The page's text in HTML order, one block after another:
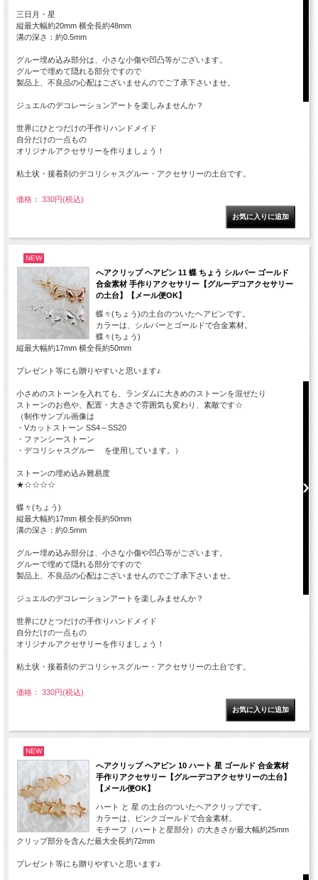
三日月・星
縦最大幅約20mm 横全長約48mm
溝の深さ：約0.5mm
グルー埋め込み部分は、小さな小傷や凹凸等がございます。
グルーで埋めて隠れる部分ですので
製品上、不良品の心配はございませんのでご了承下さいませ。
ジュエルのデコレーションアートを楽しみませんか？
世界にひとつだけの手作りハンドメイド
自分だけの一点もの
オリジナルアクセサリーを作りましょう！
粘土状・接着剤のデコリシャスグルー・アクセサリーの土台です。
価格： 330円(税込)
NEW
へアクリップ ヘアピン 11 蝶 ちょう シルバー ゴールド
合金素材 手作りアクセサリー【グルーデコアクセサリー
の土台】【メール便OK】
蝶々(ちょう)の土台のついたヘアピンです。
カラーは、シルバーとゴールドで合金素材。
蝶々(ちょう)
縦最大幅約17mm 横全長約50mm
プレゼント等にも贈りやすいと思います♪
小さめのストーンを入れても、ランダムに大きめのストーンを混ぜたり
ストーンのお色や、配置・大きさで雰囲気も変わり、素敵です☆
（制作サンプル画像は
・Vカットストーン SS4～SS20
・ファンシーストーン
・デコリシャスグルー を使用しています。）
ストーンの埋め込み難易度
★☆☆☆☆
蝶々(ちょう)
縦最大幅約17mm 横全長約50mm
溝の深さ：約0.5mm
グルー埋め込み部分は、小さな小傷や凹凸等がございます。
グルーで埋めて隠れる部分ですので
製品上、不良品の心配はございませんのでご了承下さいませ。
ジュエルのデコレーションアートを楽しみませんか？
世界にひとつだけの手作りハンドメイド
自分だけの一点もの
オリジナルアクセサリーを作りましょう！
粘土状・接着剤のデコリシャスグルー・アクセサリーの土台です。
価格： 330円(税込)
NEW
へアクリップ ヘアピン 10 ハート 星 ゴールド 合金素材
手作りアクセサリー【グルーデコアクセサリーの土台】
【メール便OK】
ハート と 星 の土台のついたヘアクリップです。
カラーは、ピンクゴールドで合金素材。
モチーフ（ハートと星部分）の大きさが最大幅約25mm
クリップ部分を含んだ最大全長約72mm
プレゼント等にも贈りやすいと思います♪